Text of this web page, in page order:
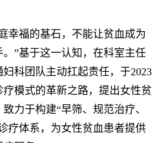
幸福的基石，不能让贫血成为
。”基于这一认知，在科室主任
科团队主动扛起责任，于2023
模式的革新之路，提出女性贫
力于构建“早筛、规范治疗、
疗体系，为女性贫血患者提供